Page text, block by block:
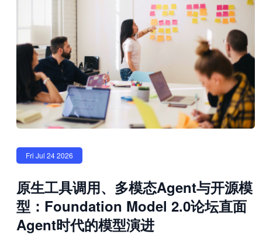
Fri Jul 24 2026
原生工具调用、多模态Agent与开源模
型：Foundation Model 2.0论坛直面
Agent时代的模型演进